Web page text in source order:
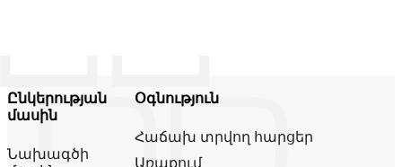
Ընկերության
մասին
Նախագծի
Օգնություն
Հաճախ տրվող հարցեր
Առաքում